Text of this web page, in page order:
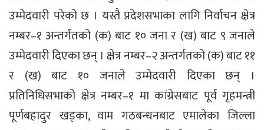
उम्मेदवारी परेको छ । यस्तै प्रदेशसभाका लागि निर्वाचन क्षेत्र
नम्बर–१ अन्तर्गतको (क) बाट १० जना र (ख) बाट ९ जनाले
उम्मेदवारी दिएका छन् । क्षेत्र नम्बर–२ अन्तर्गतको (क) बाट ११
र (ख) बाट १० जनाले उम्मेदवारी दिएका छन् ।
प्रतिनिधिसभाको क्षेत्र नम्बर–१ मा कांग्रेसबाट पूर्व गृहमन्त्री
पूर्णबहादुर खड्का, वाम गठबन्धनबाट एमालेका जिल्ला